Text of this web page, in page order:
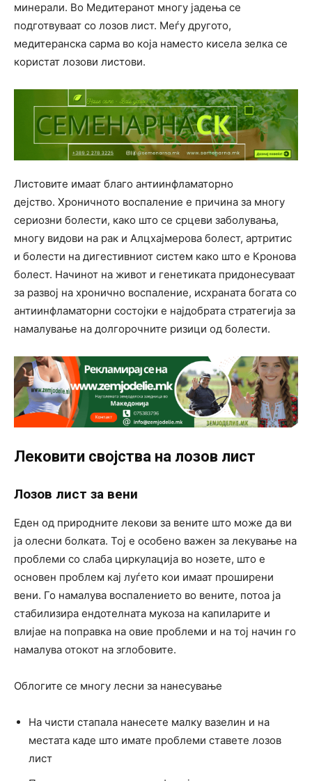
минерали. Во Медитеранот многу јадења се
подготвуваат со лозов лист. Меѓу другото,
медитеранска сарма во која наместо кисела зелка се
користат лозови листови.
Листовите имаат благо антиинфламаторно
дејство. Хроничното воспаление е причина за многу
сериозни болести, како што се срцеви заболувања,
многу видови на рак и Алцхајмерова болест, артритис
и болести на дигестивниот систем како што е Кронова
болест. Начинот на живот и генетиката придонесуваат
за развој на хронично воспаление, исхраната богата со
антиинфламаторни состојки е најдобрата стратегија за
намалување на долгорочните ризици од болести.
Лековити својства на лозов лист
Лозов лист за вени
Еден од природните лекови за вените што може да ви
ја олесни болката. Тој е особено важен за лекување на
проблеми со слаба циркулација во нозете, што е
основен проблем кај луѓето кои имаат проширени
вени. Го намалува воспалението во вените, потоа ја
стабилизира ендотелната мукоза на капиларите и
влијае на поправка на овие проблеми и на тој начин го
намалува отокот на зглобовите.
Облогите се многу лесни за нанесување
На чисти стапала нанесете малку вазелин и на
местата каде што имате проблеми ставете лозов
лист